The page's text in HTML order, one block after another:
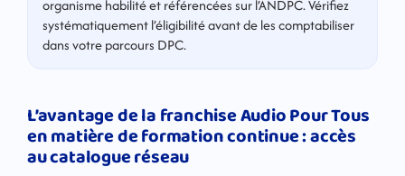
organisme habilité et référencées sur l’ANDPC. Vérifiez
systématiquement l’éligibilité avant de les comptabiliser
dans votre parcours DPC.
L’avantage de la franchise Audio Pour Tous
en matière de formation continue : accès
au catalogue réseau